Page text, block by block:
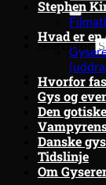
Search for:
Stephen
Hvad er en
Hvorfor
Gys og
Den
Danske
Tidslinje
Om